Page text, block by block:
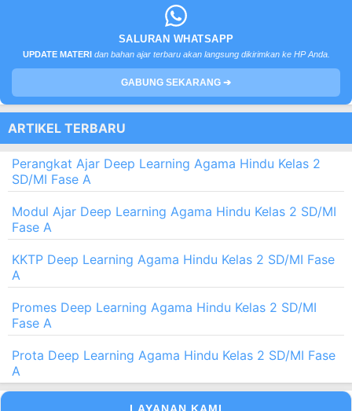
SALURAN WHATSAPP
UPDATE MATERI dan bahan ajar terbaru akan langsung dikirimkan ke HP Anda.
GABUNG SEKARANG ➔
ARTIKEL TERBARU
Perangkat Ajar Deep Learning Agama Hindu Kelas 2
SD/MI Fase A
Modul Ajar Deep Learning Agama Hindu Kelas 2 SD/MI
Fase A
KKTP Deep Learning Agama Hindu Kelas 2 SD/MI Fase
A
Promes Deep Learning Agama Hindu Kelas 2 SD/MI
Fase A
Prota Deep Learning Agama Hindu Kelas 2 SD/MI Fase
A